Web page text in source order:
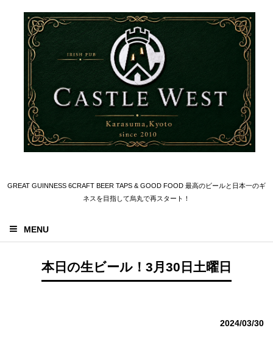
GREAT GUINNESS 6CRAFT BEER TAPS & GOOD FOOD 最高のビールと日本一のギ
ネスを目指して烏丸で再スタート！
MENU
本日の生ビール！3月30日土曜日
2024/03/30